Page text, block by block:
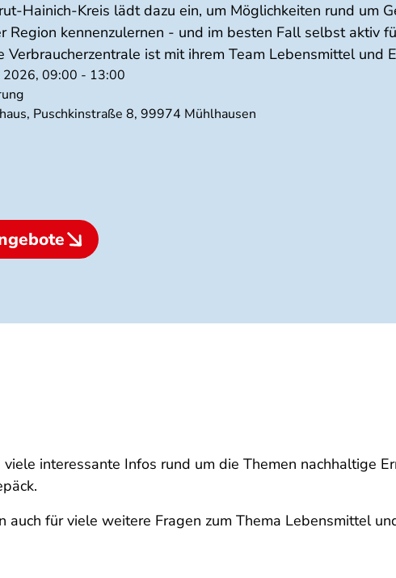
Hainich-Kreis lädt dazu ein, um Möglichkeiten rund um
Region kennenzulernen - und im besten Fall selbst aktiv
Verbraucherzentrale ist mit ihrem Team Lebensmittel und
2026, 09:00 - 13:00
Puschkinstraße 8, 99974 Mühlhausen
interessante Infos rund um die Themen nachhaltige
für viele weitere Fragen zum Thema Lebensmittel